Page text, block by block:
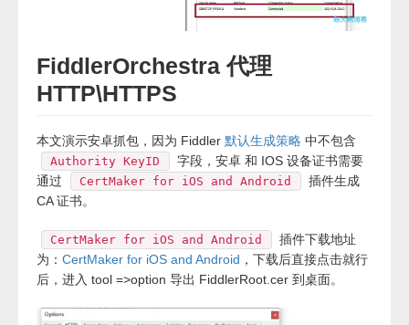
FiddlerOrchestra 代理
HTTP\HTTPS
本文演示安卓抓包，因为 Fiddler 默认生成策略 中不包含
Authority KeyID
字段，安卓 和 IOS 设备证书需要
通过
CertMaker for iOS and Android
插件生成
CA 证书。
CertMaker for iOS and Android
插件下载地址
为： CertMaker for iOS and Android ，下载后直接点击就行
后，进入 tool =>option 导出 FiddlerRoot.cer 到桌面。